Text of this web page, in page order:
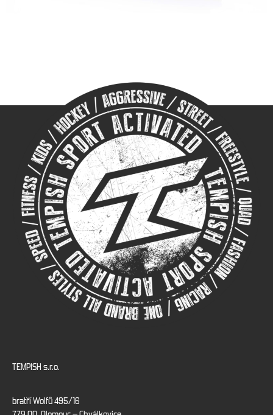
TEMPISH s.r.o.
bratří Wolfů 495/16